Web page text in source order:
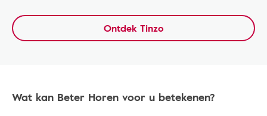
Ontdek Tinzo
Wat kan Beter Horen voor u betekenen?